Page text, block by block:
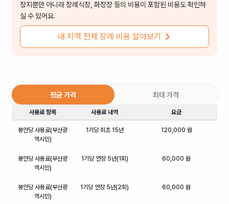
장지뿐만 아니라 장례식장, 화장장 등의 비용이 포함된 비용도 확인하
실 수 있어요.
내 지역 전체 장례 비용 알아보기
평균 가격 최대 가격
사용료 항목 사용료 내역 요금
봉안당 사용료(부산광
역시민)
1기당 최초 15년 120,000 원
봉안당 사용료(부산광
역시민)
1기당 연장 5년(1회) 60,000 원
봉안당 사용료(부산광
역시민)
1기당 연장 5년(2회) 60,000 원